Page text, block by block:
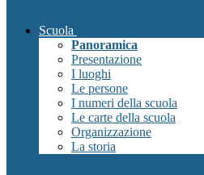
Scuola
Panoramica
Presentazione
I luoghi
Le persone
I numeri della scuola
Le carte della scuola
Organizzazione
La storia